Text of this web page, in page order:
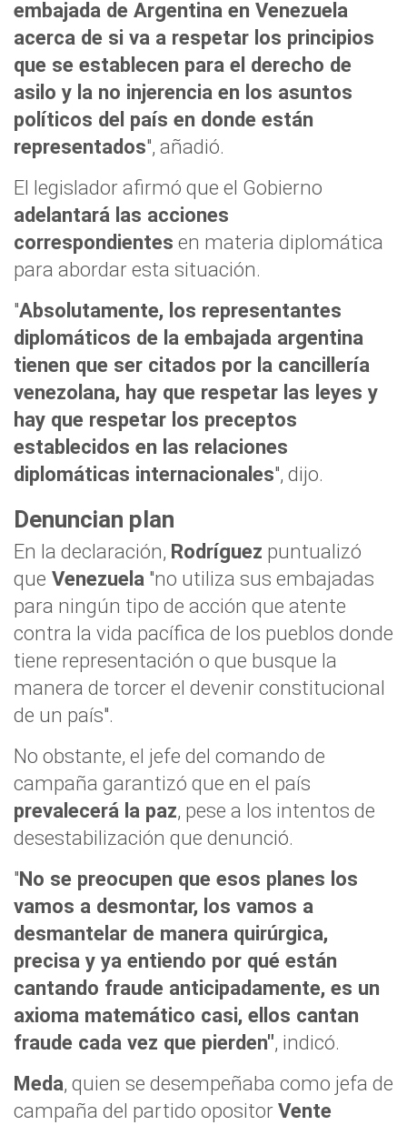
embajada de Argentina en Venezuela
acerca de si va a respetar los principios
que se establecen para el derecho de
asilo y la no injerencia en los asuntos
políticos del país en donde están
representados", añadió.
El legislador afirmó que el Gobierno
adelantará las acciones
correspondientes en materia diplomática
para abordar esta situación.
"Absolutamente, los representantes
diplomáticos de la embajada argentina
tienen que ser citados por la cancillería
venezolana, hay que respetar las leyes y
hay que respetar los preceptos
establecidos en las relaciones
diplomáticas internacionales", dijo.
Denuncian plan
En la declaración, Rodríguez puntualizó
que Venezuela "no utiliza sus embajadas
para ningún tipo de acción que atente
contra la vida pacífica de los pueblos donde
tiene representación o que busque la
manera de torcer el devenir constitucional
de un país".
No obstante, el jefe del comando de
campaña garantizó que en el país
prevalecerá la paz, pese a los intentos de
desestabilización que denunció.
"No se preocupen que esos planes los
vamos a desmontar, los vamos a
desmantelar de manera quirúrgica,
precisa y ya entiendo por qué están
cantando fraude anticipadamente, es un
axioma matemático casi, ellos cantan
fraude cada vez que pierden", indicó.
Meda, quien se desempeñaba como jefa de
campaña del partido opositorVente